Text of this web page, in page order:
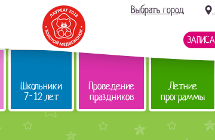
Выбрать город
Школьники
7-12 лет
Проведение
праздников
Летние
программы